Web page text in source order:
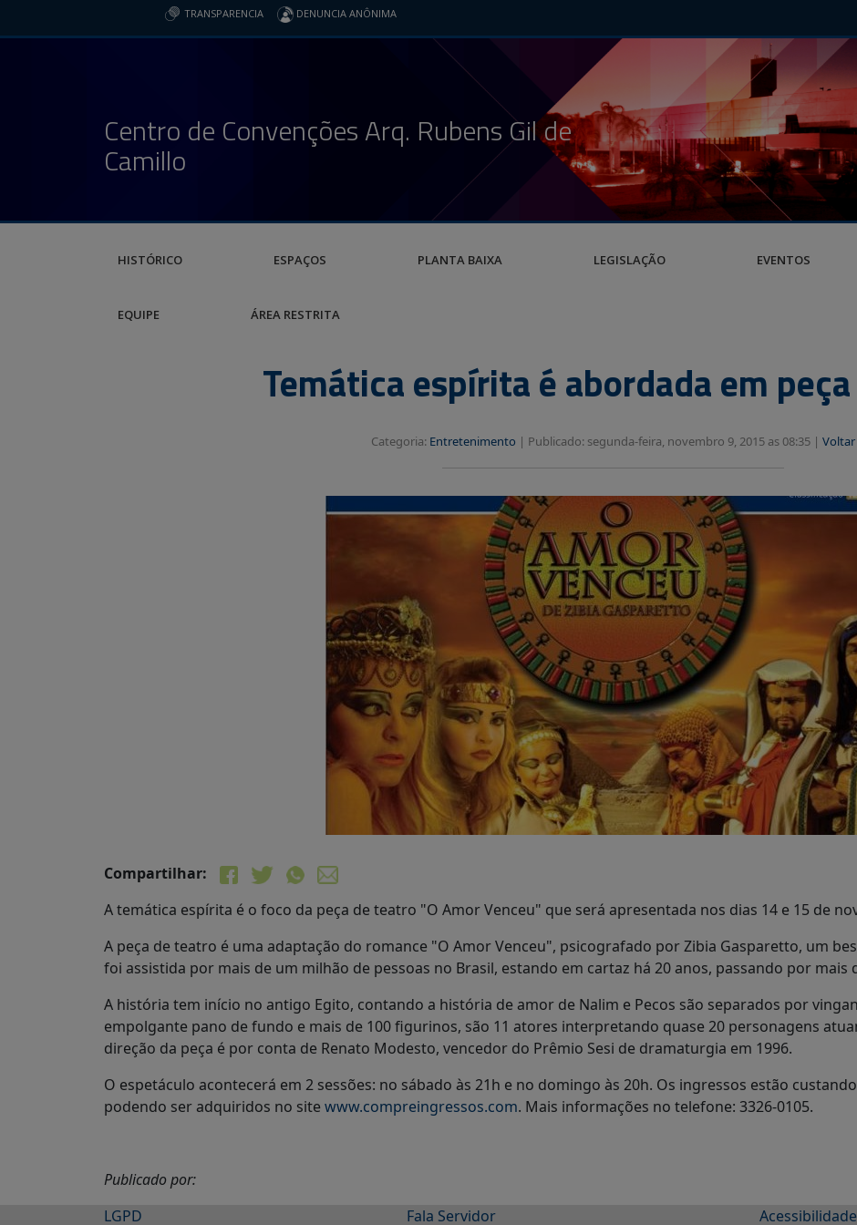
TRANSPARENCIA DENUNCIA ANÔNIMA
Centro de Convenções Arq. Rubens Gil de
Camillo
HISTÓRICO ESPAÇOS PLANTA BAIXA LEGISLAÇÃO EVENTOS
EQUIPE ÁREA RESTRITA
Temática espírita é abordada em
Categoria: Entretenimento | Publicado: segunda-feira, novembro 9, 2015 as 08:35 | Voltar
Compartilhar:
A temática espírita é o foco da peça de teatro "O Amor Venceu" que será apresentada nos dias 14 e 15 de
A peça de teatro é uma adaptação do romance "O Amor Venceu", psicografado por Zibia Gasparetto, um
foi assistida por mais de um milhão de pessoas no Brasil, estando em cartaz há 20 anos, passando por mais
A história tem início no antigo Egito, contando a história de amor de Nalim e Pecos são separados por
empolgante pano de fundo e mais de 100 figurinos, são 11 atores interpretando quase 20 personagens
direção da peça é por conta de Renato Modesto, vencedor do Prêmio Sesi de dramaturgia em 1996.
O espetáculo acontecerá em 2 sessões: no sábado às 21h e no domingo às 20h. Os ingressos estão custando
podendo ser adquiridos no site www.compreingressos.com. Mais informações no telefone: 3326-0105.
Publicado por:
LGPD
Fala Servidor Acessibilidade